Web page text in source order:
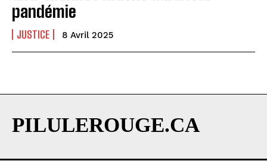
pandémie
JUSTICE 8 Avril 2025
PILULEROUGE.CA